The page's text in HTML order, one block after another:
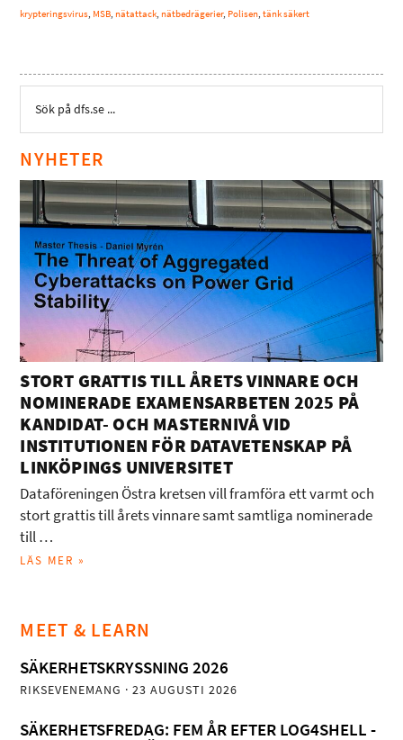
krypteringsvirus, MSB,nätattack,nätbedrägerier, Polisen,tänk säkert
NYHETER
STORT GRATTIS TILL ÅRETS VINNARE OCH
NOMINERADE EXAMENSARBETEN 2025 PÅ
KANDIDAT- OCH MASTERNIVÅ VID
INSTITUTIONEN FÖR DATAVETENSKAP PÅ
LINKÖPINGS UNIVERSITET
Dataföreningen Östra kretsen vill framföra ett varmt och
stort grattis till årets vinnare samt samtliga nominerade
till …
LÄS MER »
MEET & LEARN
SÄKERHETSKRYSSNING 2026
RIKSEVENEMANG · 23 AUGUSTI 2026
SÄKERHETSFREDAG: FEM ÅR EFTER LOG4SHELL -